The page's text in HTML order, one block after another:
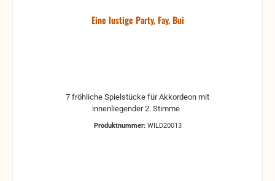
Eine lustige Party, Fay, Bui
7 fröhliche Spielstücke für Akkordeon mit
Produktnummer: WILD20013